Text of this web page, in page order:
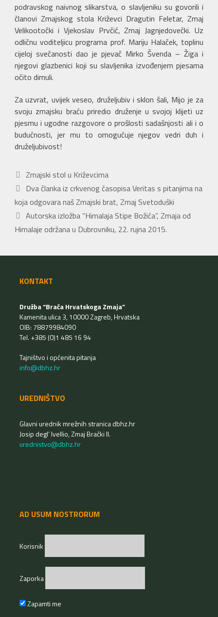
podravskog naivnog slikarstva, o slavljeniku su govorili i
članovi Zmajskog stola Križevci Dragutin Feletar, Zmaj
Velikootočki i Vjekoslav Prvčić, Zmaj Jagnjedovečki. Uz
odličnu voditeljicu programa prof. Mariju Halaček, toplinu
cijeloj svečanosti dao je pjevač Mirko Švenda – Žiga i
njegovi glazbenici koji su slavljenika izvođenjem pjesama
očito dirnuli.
Za uzvrat, uvijek veseo, druželjubiv i sklon šali, Mijo je za
svoju zmajsku braću priredio druženje u svojoj klijeti uz
pjesmu i ugodne razgovore o prošlosti sadašnjosti ali i o
budućnosti, jer mu to omogućuje njegov vedri duh i
druželjubivost!
Kategorije
Zmajski stol u Križevcima
Dva članka iz crkvenog časopisa Veritas s pitanjima na
koja odgovara naš Zmajski brat, Zmaj Svetoduški
Autorska izložba “Himalaja Stipe Božića”, Zmaja od
Himalaje održana u Dubrovniku, 22. rujna 2015.
KONTAKT
Družba “Braća Hrvatskoga Zmaja”
Kamenita ulica 3, 10000 Zagreb, Hrvatska
OIB: 78879984090
Tel. +385 (0)1 485 16 94
Tajništvo i općenita pitanja
info@dbhz.hr
UREDNIŠTVO
Glavni urednik mrežnih stranica dbhz.hr
Josip degl’ Ivellio, Zmaj Brački II.
urednistvo@dbhz.hr
AD USUM NOSTRORUM
Korisnik
Zaporka
Zapamti me